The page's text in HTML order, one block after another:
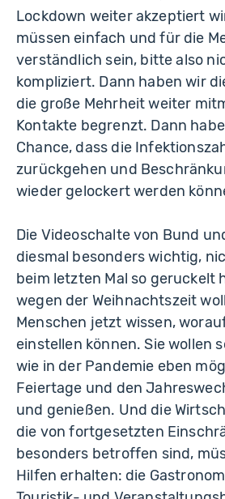
Lockdown weiter akzeptiert
müssen einfach und für die
verständlich sein, bitte also
kompliziert. Dann haben wir
die große Mehrheit weiter
Kontakte begrenzt. Dann
Chance, dass die
zurückgehen und
wieder gelockert werden
Die Videoschalte von Bund
diesmal besonders wichtig,
beim letzten Mal so geruckelt
wegen der Weihnachtszeit
Menschen jetzt wissen,
einstellen können. Sie wollen
wie in der Pandemie eben
Feiertage und den
und genießen. Und die
die von fortgesetzten
besonders betroffen sind,
Hilfen erhalten: die